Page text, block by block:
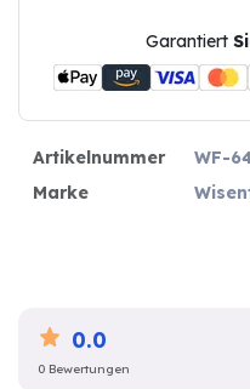
Garantiert
Artikelnummer
WF-
Marke
0.0
0 Bewertungen